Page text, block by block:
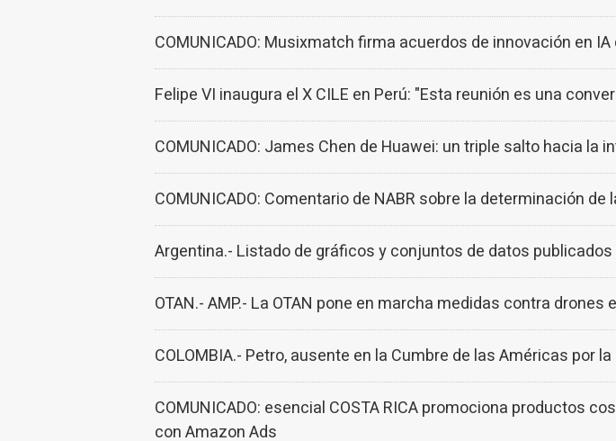
COMUNICADO: Musixmatch firma acuerdos de innovación en
Felipe VI inaugura el X CILE en Perú: "Esta reunión es una
COMUNICADO: James Chen de Huawei: un triple salto hacia la
COMUNICADO: Comentario de NABR sobre la determinación de
Argentina.- Listado de gráficos y conjuntos de datos
OTAN.- AMP.- La OTAN pone en marcha medidas contra
COLOMBIA.- Petro, ausente en la Cumbre de las Américas por
COMUNICADO: esencial COSTA RICA promociona productos
con Amazon Ads